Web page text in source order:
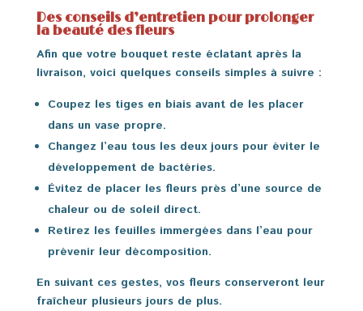
Des conseils d’entretien pour prolonger
la beauté des fleurs
Afin que votre bouquet reste éclatant après la
livraison, voici quelques conseils simples à suivre :
Coupez les tiges en biais avant de les placer
dans un vase propre.
Changez l’eau tous les deux jours pour éviter le
développement de bactéries.
Évitez de placer les fleurs près d’une source de
chaleur ou de soleil direct.
Retirez les feuilles immergées dans l’eau pour
prévenir leur décomposition.
En suivant ces gestes, vos fleurs conserveront leur
fraîcheur plusieurs jours de plus.